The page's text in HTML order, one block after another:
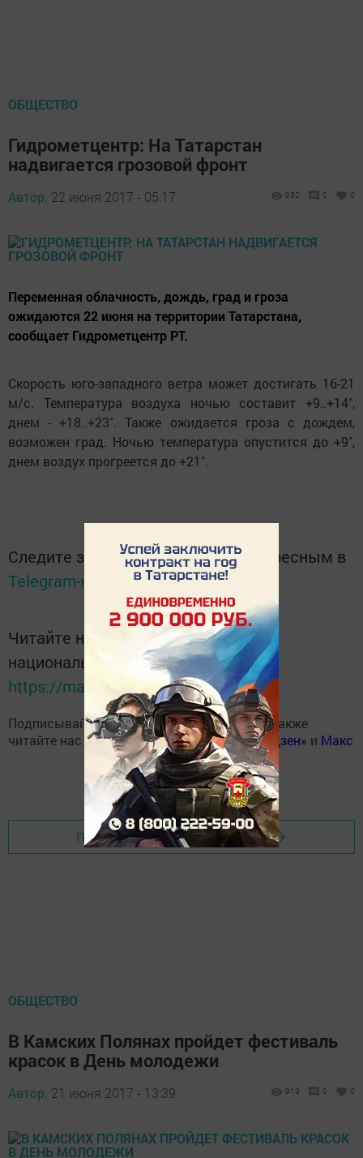
ОБЩЕСТВО
Гидрометцентр: На Татарстан
надвигается грозовой фронт
Автор, 22 июня 2017 - 05:17 952 0 0
Переменная облачность, дождь, град и гроза
ожидаются 22 июня на территории Татарстана,
сообщает Гидрометцентр РТ.
Скорость юго-западного ветра может достигать 16-21
м/с. Температура воздуха ночью составит +9..+14˚,
днем - +18..+23˚. Также ожидается гроза с дождем,
возможен град. Ночью температура опустится до +9˚,
днем воздух прогреется до +21˚.
Следите за самым важным и интересным в
Telegram-канале
Татмедиа
Читайте новости Татарстана в
национальном мессенджере MАХ:
https://max.ru/tatmedia
Подписывайтесь на нашTelegram-канал, а также
читайте нас Вконтакте,Одноклассниках,«Дзен» и Макс
Перейти на страницу новости
ОБЩЕСТВО
В Камских Полянах пройдет фестиваль
красок в День молодежи
Автор, 21 июня 2017 - 13:39 913 0 0